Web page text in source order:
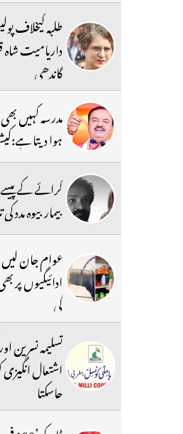
طلبہ کیخلاف
داریامیت شاہ
گاندھی
مدرسہ کہیں
ہوا دیتا
کرائے کے پیسے
بیمار بیوہ مدد
عوام جان لیں
ادائیگیوں پر
گی
تسلیمہ نسرین
اشتعال انگیزی
جاسکتا